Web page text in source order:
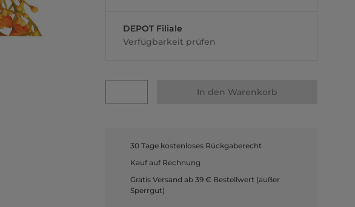
DEPOT Filiale
Verfügbarkeit prüfen
In den Warenkorb
30 Tage kostenloses Rückgaberecht
Kauf auf Rechnung
Gratis Versand ab 39 € Bestellwert (außer
Sperrgut)